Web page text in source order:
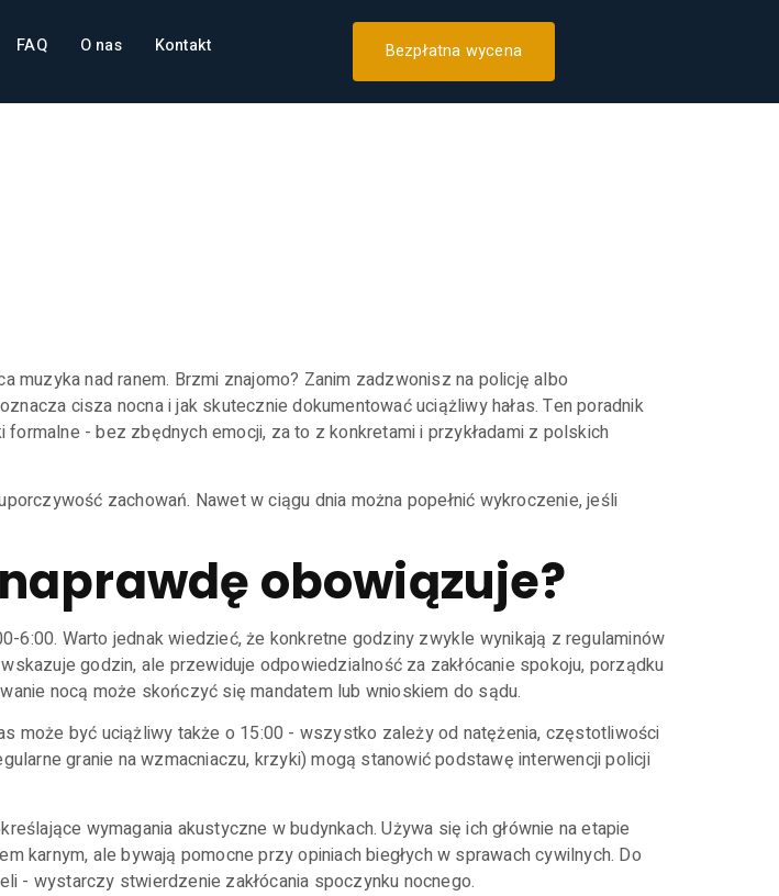
FAQ O nas Kontakt Bezpłatna wycena
muzyka nad ranem. Brzmi znajomo? Zanim zadzwonisz na policję albo
cisza nocna i jak skutecznie dokumentować uciążliwy hałas. Ten poradnik
- bez zbędnych emocji, za to z konkretami i przykładami z polskich
zachowań. Nawet w ciągu dnia można popełnić wykroczenie, jeśli
obowiązuje?
Warto jednak wiedzieć, że konkretne godziny zwykle wynikają z regulaminów
godzin, ale przewiduje odpowiedzialność za zakłócanie spokoju, porządku
nocą może skończyć się mandatem lub wnioskiem do sądu.
może być uciążliwy także o 15:00 - wszystko zależy od natężenia, częstotliwości
granie na wzmacniaczu, krzyki) mogą stanowić podstawę interwencji policji
wymagania akustyczne w budynkach. Używa się ich głównie na etapie
karnym, ale bywają pomocne przy opiniach biegłych w sprawach cywilnych. Do
- wystarczy stwierdzenie zakłócania spoczynku nocnego.